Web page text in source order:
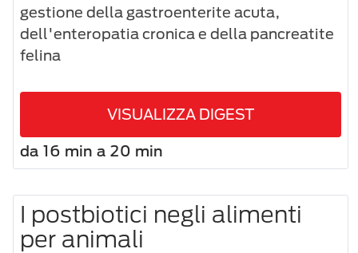
gestione della gastroenterite acuta,
dell'enteropatia cronica e della pancreatite
felina
VISUALIZZA DIGEST
da 16 min a 20 min
I postbiotici negli alimenti
per animali